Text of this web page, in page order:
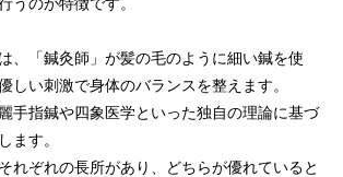
、「鍼灸師」が髪の毛のように細い鍼を使
しい刺激で身体のバランスを整えます。
手指鍼や四象医学といった独自の理論に基づ
ます。
れぞれの長所があり、どちらが優れていると